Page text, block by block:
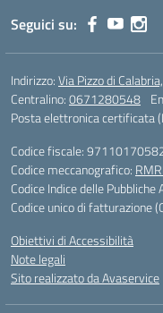
Seguici su:
Indirizzo:Via Pizzo di
Centralino:0671280548
Posta elettronica certificata
Codice fiscale:
Codice meccanografico:
Codice Indice delle
Codice unico di fatturazione
Obiettivi di Accessibilità
Note legali
Sito realizzato da Avaservice